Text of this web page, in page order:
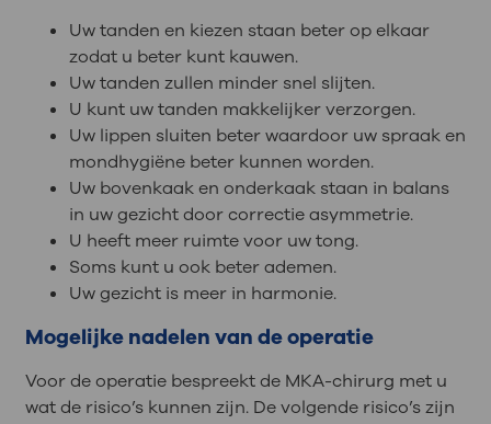
Uw tanden en kiezen staan beter op elkaar
zodat u beter kunt kauwen.
Uw tanden zullen minder snel slijten.
U kunt uw tanden makkelijker verzorgen.
Uw lippen sluiten beter waardoor uw spraak en
mondhygiëne beter kunnen worden.
Uw bovenkaak en onderkaak staan in balans
in uw gezicht door correctie asymmetrie.
U heeft meer ruimte voor uw tong.
Soms kunt u ook beter ademen.
Uw gezicht is meer in harmonie.
Mogelijke nadelen van de operatie
Voor de operatie bespreekt de MKA-chirurg met u
wat de risico’s kunnen zijn. De volgende risico’s zijn